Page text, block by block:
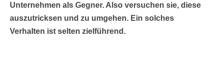
Unternehmen als Gegner. Also versuchen sie, diese
auszutricksen und zu umgehen. Ein solches
Verhalten ist selten zielführend.